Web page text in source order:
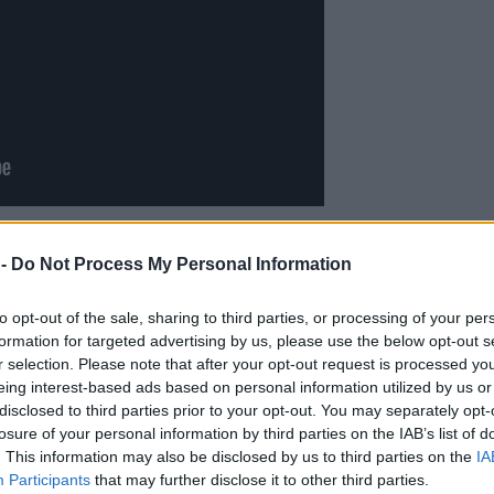
Do Not Process My Personal Information
opt-out of the sale, sharing to third parties, or processing of your
for targeted advertising by us, please use the below opt-out
selection. Please note that after your opt-out request is processed
interest-based ads based on personal information utilized by us
to third parties prior to your opt-out. You may separately
of your personal information by third parties on the IAB’s list of
This information may also be disclosed by us to third parties on the
Participants that may further disclose it to other third parties.
60. let minulého století a sloužil původní uhelné
v roce 1996 při ukončení spalování uhlí v Teplárně
technický stav komínu představuje riziko už v roce
areálu Teplárny Michle. V letních měsících se plánuje
parního plynového kotle K6. Uvolněny prostor
lépe vyhovujícím současným požadavkům na
emisí.
nového elektrokotle, který plánujeme uvést do